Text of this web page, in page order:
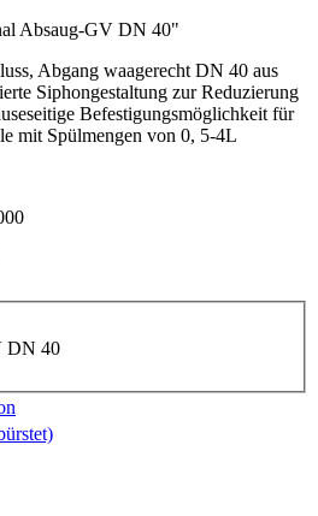
Absaug-GV DN 40"
Abgang waagerecht DN 40 aus
Siphongestaltung zur Reduzierung
Befestigungsmöglichkeit für
mit Spülmengen von 0, 5-4L
DN 40